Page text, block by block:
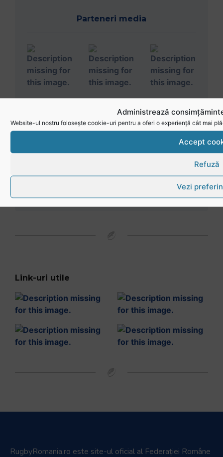
Administrează
Website-ul nostru folosește cookie-uri pentru a oferi o experiență cât mai
Accept
Refuză
Vezi
Parteneri media
Link-uri utile
RugbyRomania.ro este site-ul oficial al Federației Române